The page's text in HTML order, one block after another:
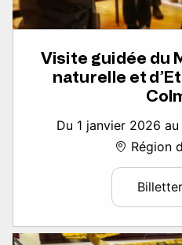
Visite guidée du
naturelle et
Du 1 janvier 2026
Région